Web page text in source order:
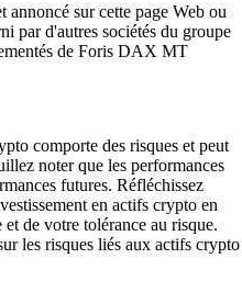
sur cette page Web ou
par d'autres sociétés du groupe
de Foris DAX MT
comporte des risques et peut
noter que les performances
futures. Réfléchissez
en actifs crypto en
de votre tolérance au risque.
les risques liés aux actifs crypto